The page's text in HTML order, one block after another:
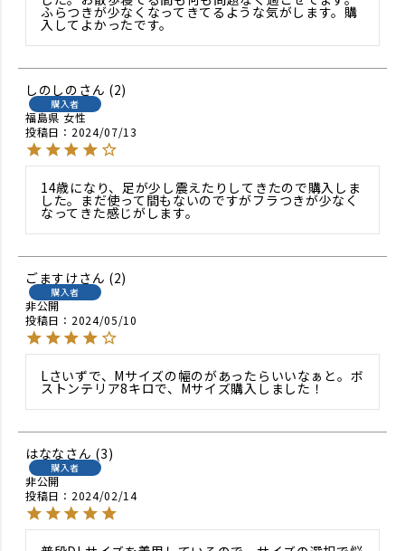
ふらつきが少なくなってきてるような気がします。購
入してよかったです。
しのしの 2
購入者
福島県 女性
投稿日
2024/07/13
14歳になり、足が少し震えたりしてきたので購入しま
した。まだ使って間もないのですがフラつきが少なく
なってきた感じがします。
ごますけ 2
購入者
非公開
投稿日
2024/05/10
Lさいずで、Mサイズの幅のがあったらいいなぁと。ボ
ストンテリア8キロで、Mサイズ購入しました！
はなな 3
購入者
非公開
投稿日
2024/02/14